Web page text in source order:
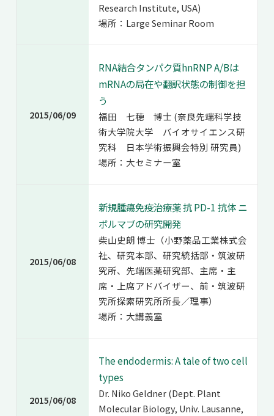
Research Institute, USA)
場所：Large Seminar Room
2015/06/09
RNA結合タンパク質hnRNP A/Bは
mRNAの局在や翻訳状態の制御を担
う
福田 七穂 博士 (奈良先端科学技
術大学院大学 バイオサイエンス研
究科 日本学術振興会特別 研究員)
場所：大セミナー室
2015/06/08
新規腫瘍免疫治療薬 抗 PD-1 抗体 ニ
ボルマブの研究開発
柴山史朗 博士（小野薬品工業株式会
社、研究本部、研究統括部・筑波研
究所、先端医薬研究部、主席・主
席・上席アドバイザー、前・筑波研
究所探索研究所所長／理事）
場所：大講義室
2015/06/08
The endodermis: A tale of two cell
types
Dr. Niko Geldner (Dept. Plant
Molecular Biology, Univ. Lausanne,